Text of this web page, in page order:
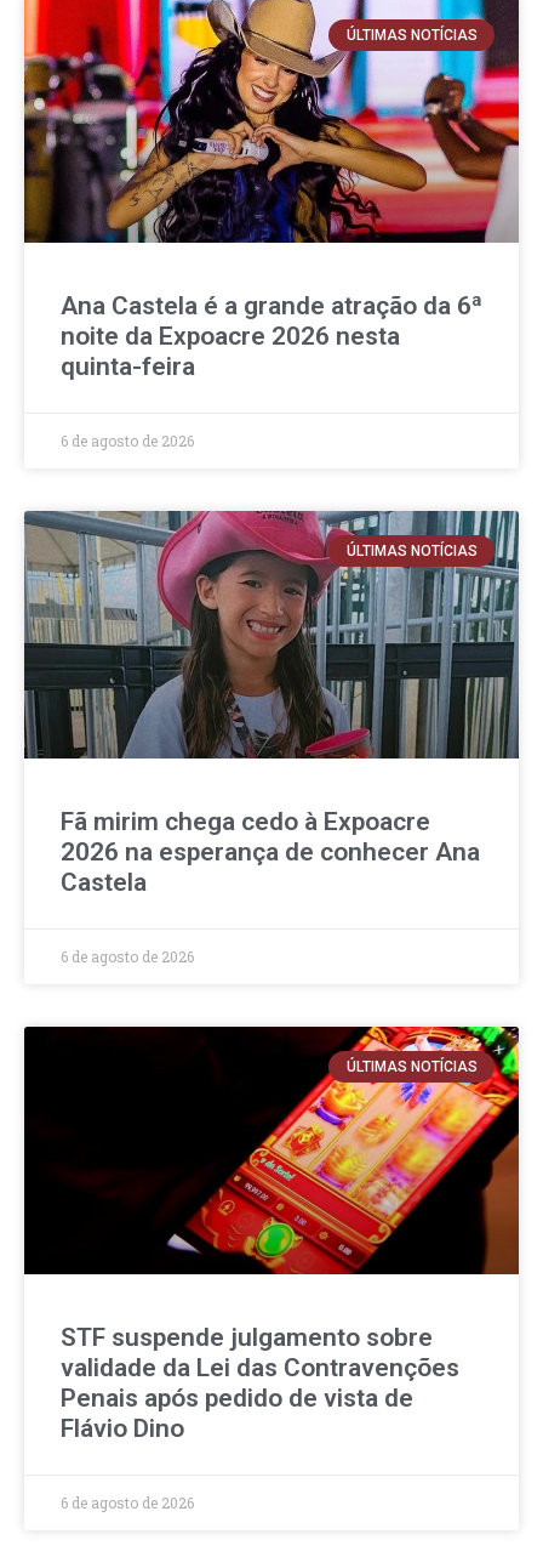
ÚLTIMAS NOTÍCIAS
Ana Castela é a grande atração da 6ª
noite da Expoacre 2026 nesta
quinta-feira
6 de agosto de 2026
ÚLTIMAS NOTÍCIAS
Fã mirim chega cedo à Expoacre
2026 na esperança de conhecer Ana
Castela
6 de agosto de 2026
ÚLTIMAS NOTÍCIAS
STF suspende julgamento sobre
validade da Lei das Contravenções
Penais após pedido de vista de
Flávio Dino
6 de agosto de 2026